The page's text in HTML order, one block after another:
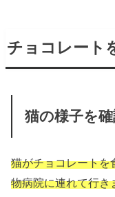
チョコレート
猫の様子を
猫がチョコレートを
物病院に連れて行き